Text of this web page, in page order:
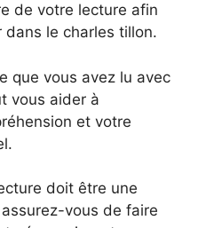
de votre lecture afin
dans le charles tillon.
que vous avez lu avec
vous aider à
et votre
doit être une
vous de faire